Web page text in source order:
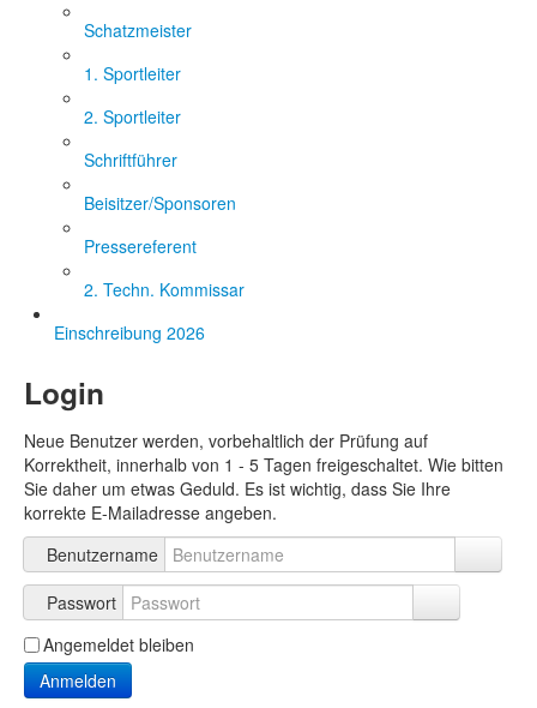
Schatzmeister
1. Sportleiter
2. Sportleiter
Schriftführer
Beisitzer/Sponsoren
Pressereferent
2. Techn. Kommissar
Einschreibung 2026
Login
Neue Benutzer werden, vorbehaltlich der Prüfung auf
Korrektheit, innerhalb von 1 - 5 Tagen freigeschaltet. Wie bitten
Sie daher um etwas Geduld. Es ist wichtig, dass Sie Ihre
korrekte E-Mailadresse angeben.
Benutzername
Passwort
Angemeldet bleiben
Anmelden